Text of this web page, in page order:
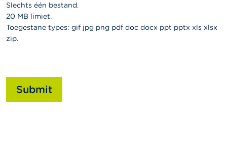
Slechts één bestand.
20 MB limiet.
Toegestane types: gif jpg png pdf doc docx ppt pptx xls xlsx
zip.
Submit